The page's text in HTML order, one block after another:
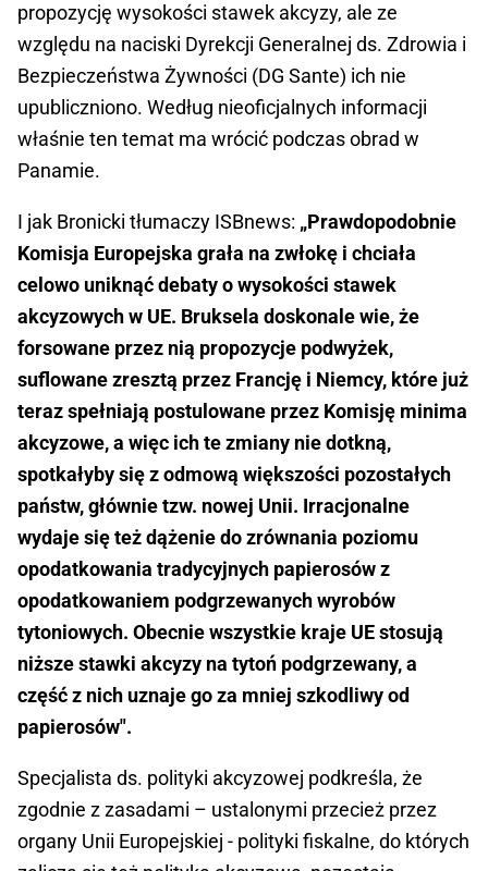
propozycję wysokości stawek akcyzy, ale ze
względu na naciski Dyrekcji Generalnej ds. Zdrowia i
Bezpieczeństwa Żywności (DG Sante) ich nie
upubliczniono. Według nieoficjalnych informacji
właśnie ten temat ma wrócić podczas obrad w
Panamie.
I jak Bronicki tłumaczy ISBnews: „Prawdopodobnie
Komisja Europejska grała na zwłokę i chciała
celowo uniknąć debaty o wysokości stawek
akcyzowych w UE. Bruksela doskonale wie, że
forsowane przez nią propozycje podwyżek,
suflowane zresztą przez Francję i Niemcy, które już
teraz spełniają postulowane przez Komisję minima
akcyzowe, a więc ich te zmiany nie dotkną,
spotkałyby się z odmową większości pozostałych
państw, głównie tzw. nowej Unii. Irracjonalne
wydaje się też dążenie do zrównania poziomu
opodatkowania tradycyjnych papierosów z
opodatkowaniem podgrzewanych wyrobów
tytoniowych. Obecnie wszystkie kraje UE stosują
niższe stawki akcyzy na tytoń podgrzewany, a
część z nich uznaje go za mniej szkodliwy od
papierosów".
Specjalista ds. polityki akcyzowej podkreśla, że
zgodnie z zasadami – ustalonymi przecież przez
organy Unii Europejskiej - polityki fiskalne, do których